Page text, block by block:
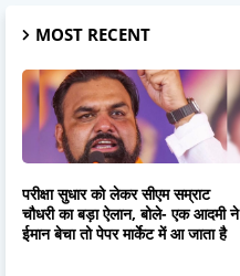
MOST RECENT
परीक्षा सुधार को लेकर सीएम सम्राट
चौधरी का बड़ा ऐलान, बोले- एक आदमी ने
ईमान बेचा तो पेपर मार्केट में आ जाता है